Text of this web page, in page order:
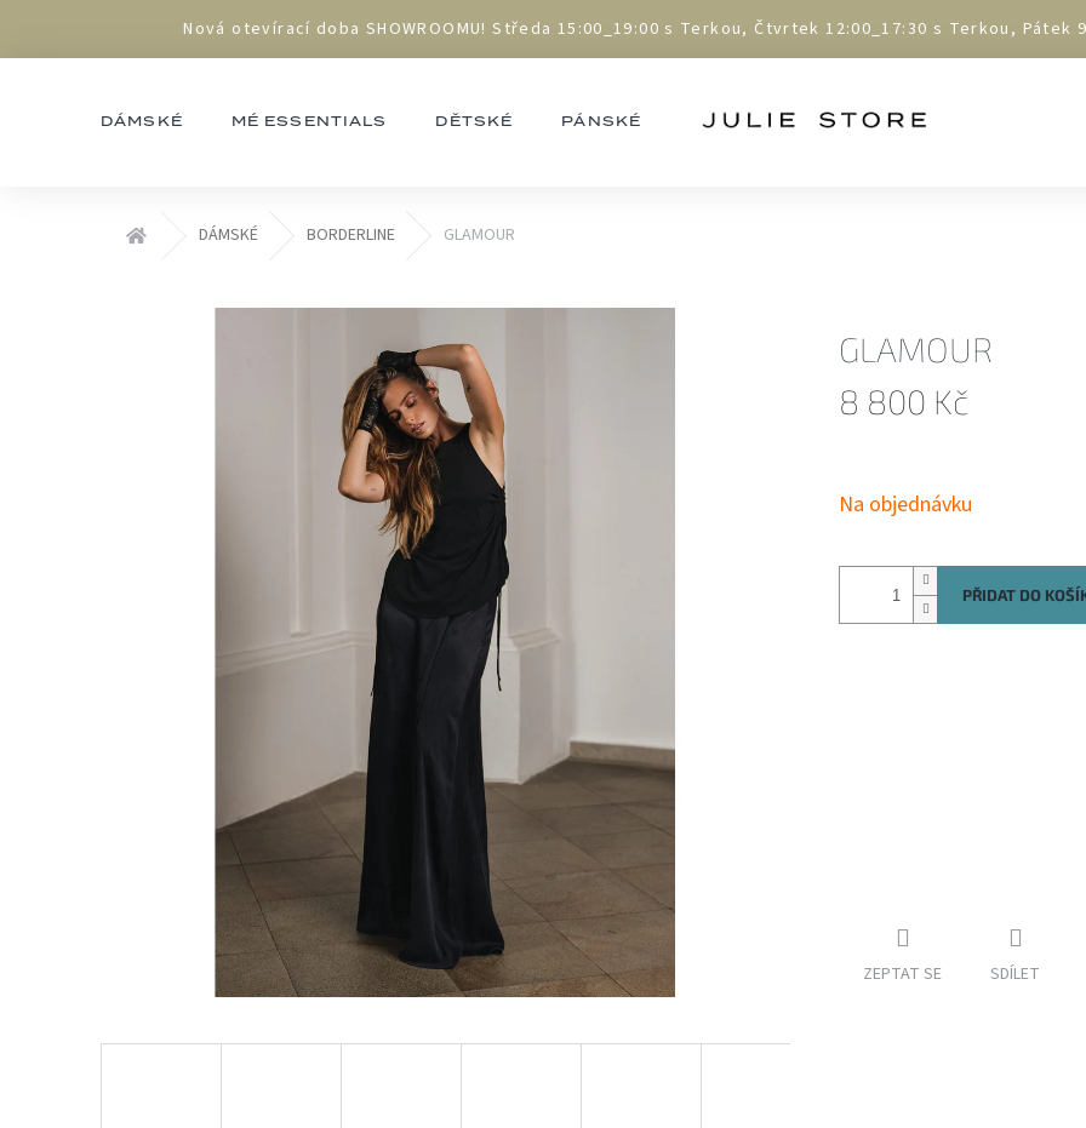
obsah
Nová otevírací doba SHOWROOMU! Středa 15:00_19:00 s Terkou, Čtvrtek 12:00_17:30 s Terkou, Pátek
DÁMSKÉ MÉ ESSENTIALS DĚTSKÉ PÁNSKÉ
Domů DÁMSKÉ BORDERLINE GLAMOUR
GLAMOUR
8 800 Kč
Na objednávku
PŘIDAT DO
ZEPTAT SE SDÍLET